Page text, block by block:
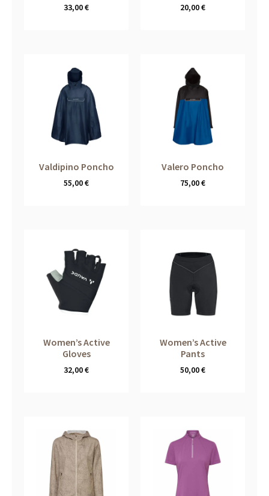
33,00€ 20,00€
Valdipino Poncho
55,00€
Valero Poncho
75,00€
Women’s Active
Gloves
32,00€
Women’s Active
Pants
50,00€